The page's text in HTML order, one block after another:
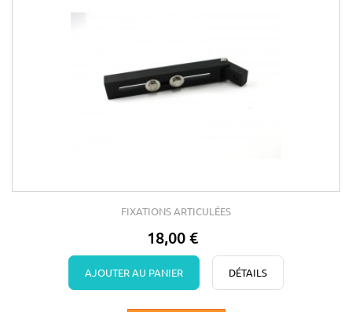
FIXATIONS ARTICULÉES
18,00 €
AJOUTER AU PANIER DÉTAILS